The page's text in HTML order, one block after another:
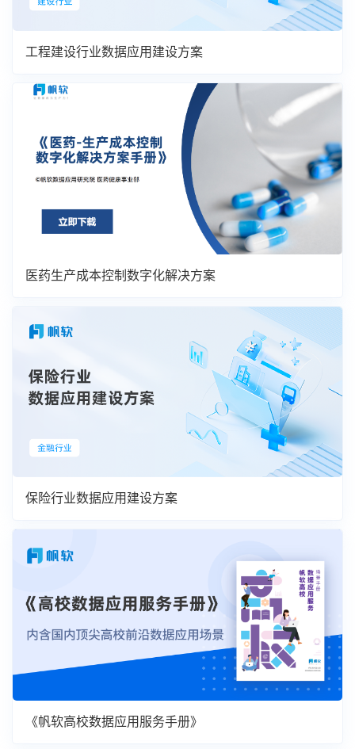
工程建设行业数据应用建设方案
医药生产成本控制数字化解决方案
保险行业数据应用建设方案
《帆软高校数据应用服务手册》